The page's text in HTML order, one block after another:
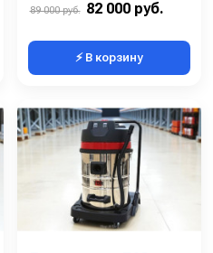
89 000 руб. 82 000 руб.
⚡ В корзину